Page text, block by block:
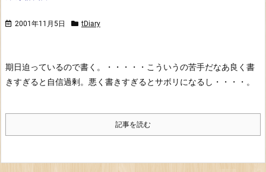
2001年11月5日 tDiary
期日迫っているので書く。・・・・・こういうの苦手だなあ良く書
きすぎると自信過剰。悪く書きすぎるとサボリになるし・・・・。
記事を読む